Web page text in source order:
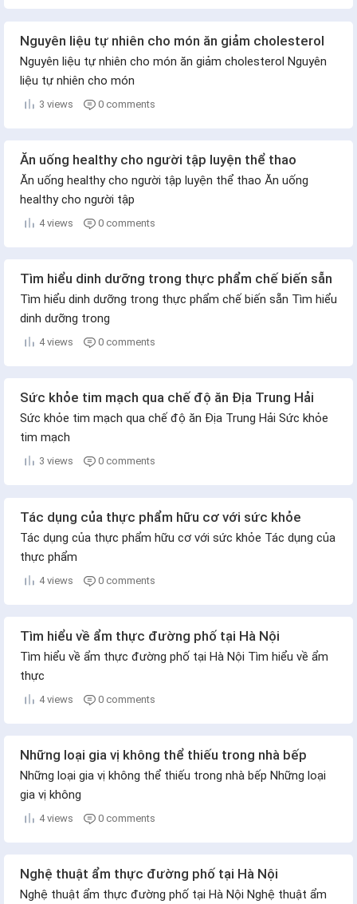
Nguyên liệu tự nhiên cho món ăn giảm cholesterol
Nguyên liệu tự nhiên cho món ăn giảm cholesterol Nguyên
liệu tự nhiên cho món
3 views 0 comments
Ăn uống healthy cho người tập luyện thể thao
Ăn uống healthy cho người tập luyện thể thao Ăn uống
healthy cho người tập
4 views 0 comments
Tìm hiểu dinh dưỡng trong thực phẩm chế biến sẵn
Tìm hiểu dinh dưỡng trong thực phẩm chế biến sẵn Tìm hiểu
dinh dưỡng trong
4 views 0 comments
Sức khỏe tim mạch qua chế độ ăn Địa Trung Hải
Sức khỏe tim mạch qua chế độ ăn Địa Trung Hải Sức khỏe
tim mạch
3 views 0 comments
Tác dụng của thực phẩm hữu cơ với sức khỏe
Tác dụng của thực phẩm hữu cơ với sức khỏe Tác dụng của
thực phẩm
4 views 0 comments
Tìm hiểu về ẩm thực đường phố tại Hà Nội
Tìm hiểu về ẩm thực đường phố tại Hà Nội Tìm hiểu về ẩm
thực
4 views 0 comments
Những loại gia vị không thể thiếu trong nhà bếp
Những loại gia vị không thể thiếu trong nhà bếp Những loại
gia vị không
4 views 0 comments
Nghệ thuật ẩm thực đường phố tại Hà Nội
Nghệ thuật ẩm thực đường phố tại Hà Nội Nghệ thuật ẩm